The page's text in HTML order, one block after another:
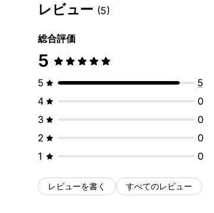
レビュー (5)
総合評価
5
5
5
4
0
3
0
2
0
1
0
レビューを書く すべてのレビュー